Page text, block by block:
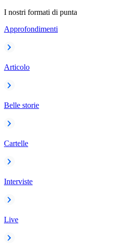
I nostri formati di punta
Approfondimenti
Articolo
Belle storie
Cartelle
Interviste
Live